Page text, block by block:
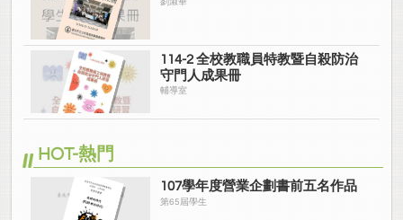
劉淑華
114-2 全校教職員特教暨自殺防治
守門人成果冊
輔導室
HOT-熱門
107學年度營業企劃書前五名作品
第65屆學生